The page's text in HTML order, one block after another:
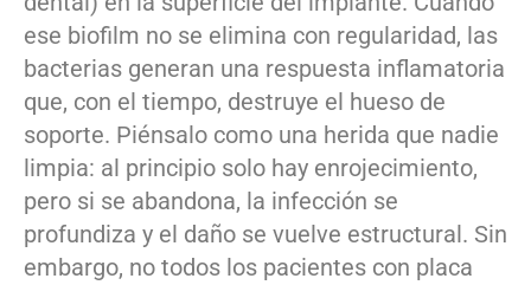
ese biofilm no se elimina con regularidad, las
bacterias generan una respuesta inflamatoria
que, con el tiempo, destruye el hueso de
soporte. Piénsalo como una herida que nadie
limpia: al principio solo hay enrojecimiento,
pero si se abandona, la infección se
profundiza y el daño se vuelve estructural. Sin
embargo, no todos los pacientes con placa